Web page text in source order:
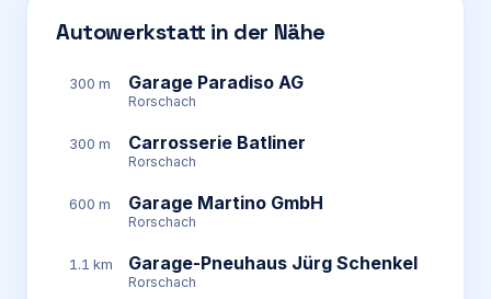
Autowerkstatt in der Nähe
300 m Garage Paradiso AG
Rorschach
300 m Carrosserie Batliner
Rorschach
600 m Garage Martino GmbH
Rorschach
1.1 km Garage-Pneuhaus Jürg Schenkel
Rorschach